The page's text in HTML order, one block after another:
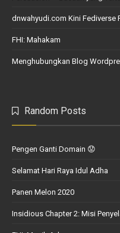
dnwahyudi.com Kini Fediverse
FHI: Mahakam
Menghubungkan Blog
Random Posts
Pengen Ganti Domain 😟
Selamat Hari Raya Idul Adha
Panen Melon 2020
Insidious Chapter 2: Misi